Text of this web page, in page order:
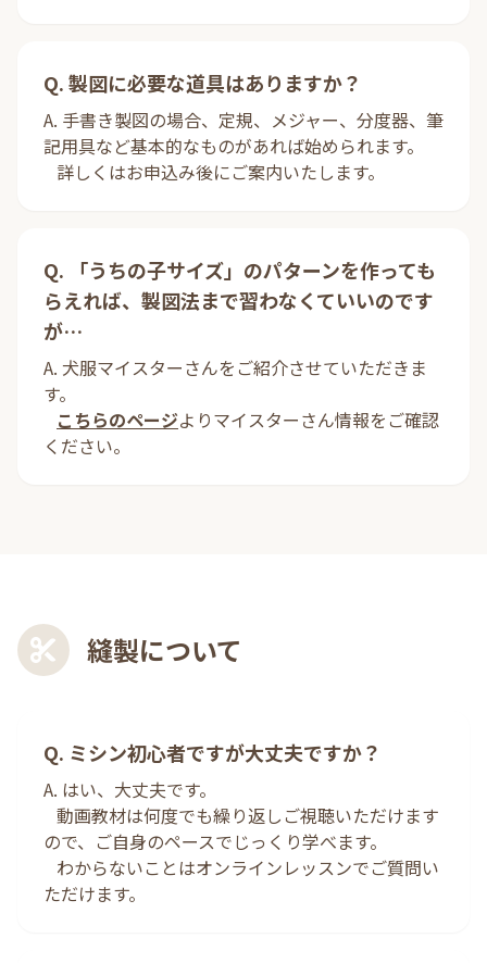
Q. 製図に必要な道具はありますか？
A. 手書き製図の場合、定規、メジャー、分度器、筆
記用具など基本的なものがあれば始められます。
詳しくはお申込み後にご案内いたします。
Q. 「うちの子サイズ」のパターンを作っても
らえれば、製図法まで習わなくていいのです
が…
A. 犬服マイスターさんをご紹介させていただきま
す。
こちらのページよりマイスターさん情報をご確認
ください。
縫製について
Q. ミシン初心者ですが大丈夫ですか？
A. はい、大丈夫です。
動画教材は何度でも繰り返しご視聴いただけます
ので、ご自身のペースでじっくり学べます。
わからないことはオンラインレッスンでご質問い
ただけます。